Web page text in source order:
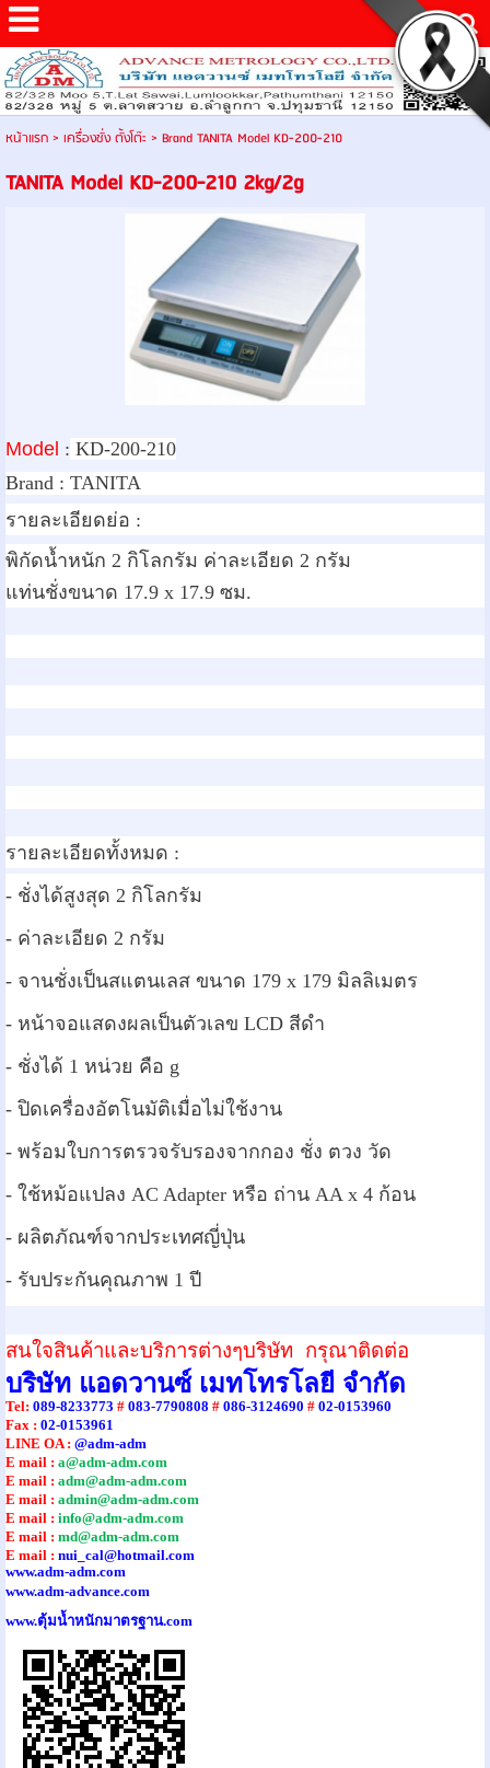
หน้าแรก> เครื่องชั่ง ตั้งโต๊ะ> Brand TANITA Model KD-200-210
TANITA Model KD-200-210 2kg/2g
Model : KD-200-210
Brand : TANITA
รายละเอียดย่อ :
พิกัดน้ำหนัก 2 กิโลกรัม ค่าละเอียด 2 กรัม
แท่นชั่งขนาด 17.9 x 17.9 ซม.
รายละเอียดทั้งหมด :
- ชั่งได้สูงสุด 2 กิโลกรัม
- ค่าละเอียด 2 กรัม
- จานชั่งเป็นสแตนเลส ขนาด 179 x 179 มิลลิเมตร
- หน้าจอแสดงผลเป็นตัวเลข LCD สีดำ
- ชั่งได้ 1 หน่วย คือ g
- ปิดเครื่องอัตโนมัติเมื่อไม่ใช้งาน
- พร้อมใบการตรวจรับรองจากกอง ชั่ง ตวง วัด
- ใช้หม้อแปลง AC Adapter หรือ ถ่าน AA x 4 ก้อน
- ผลิตภัณฑ์จากประเทศญี่ปุ่น
- รับประกันคุณภาพ 1 ปี
สนใจสินค้าและบริการต่างๆบริษัท กรุณาติดต่อ
บริษัท แอดวานซ์ เมทโทรโลยี จำกัด
Tel: 089-8233773 # 083-7790808 # 086-3124690 # 02-0153960
Fax : 02-0153961
LINE OA : @adm-adm
E mail : a@adm-adm.com
E mail : adm@adm-adm.com
E mail : admin@adm-adm.com
E mail : info@adm-adm.com
E mail : md@adm-adm.com
E mail : nui_cal@hotmail.com
www.adm-adm.com
www.adm-advance.com
www.ตุ้มน้ำหนักมาตรฐาน.com